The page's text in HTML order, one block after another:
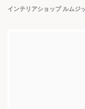
インテリアショップ ルムジ